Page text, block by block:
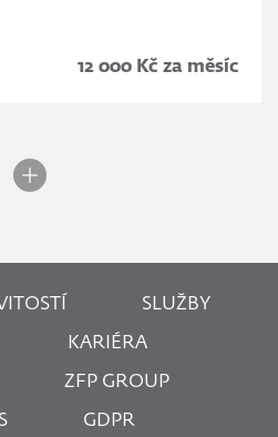
12 000 Kč za měsíc
SLUŽBY
KARIÉRA
ZFP GROUP
GDPR